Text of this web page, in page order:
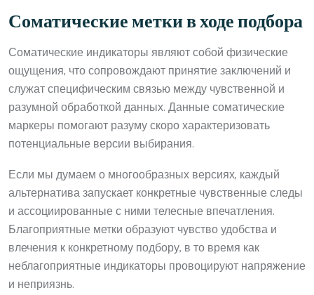
Соматические метки в ходе подбора
Соматические индикаторы являют собой физические
ощущения, что сопровождают принятие заключений и
служат специфическим связью между чувственной и
разумной обработкой данных. Данные соматические
маркеры помогают разуму скоро характеризовать
потенциальные версии выбирания.
Если мы думаем о многообразных версиях, каждый
альтернатива запускает конкретные чувственные следы
и ассоциированные с ними телесные впечатления.
Благоприятные метки образуют чувство удобства и
влечения к конкретному подбору, в то время как
неблагоприятные индикаторы провоцируют напряжение
и неприязнь.